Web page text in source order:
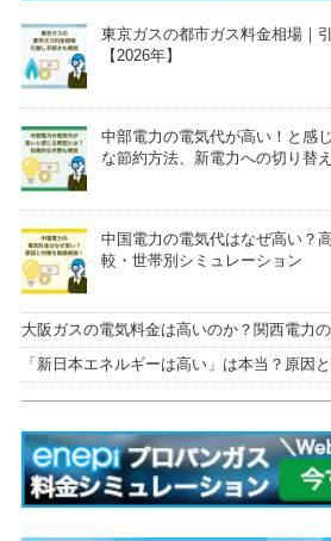
東京ガスの都市ガス料金相場｜
【2026年】
中部電力の電気代が高い！と感
な節約方法、新電力への切り替
中国電力の電気代はなぜ高い？
較・世帯別シミュレーション
大阪ガスの電気料金は高いのか？関西電力
較！
「新日本エネルギーは高い」は本当？原因
代を安くする解決策も紹介